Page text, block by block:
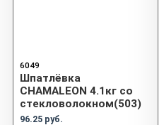
6049
Шпатлёвка
CHAMALEON 4.1кг со
стекловолокном(503)
96.25 руб.